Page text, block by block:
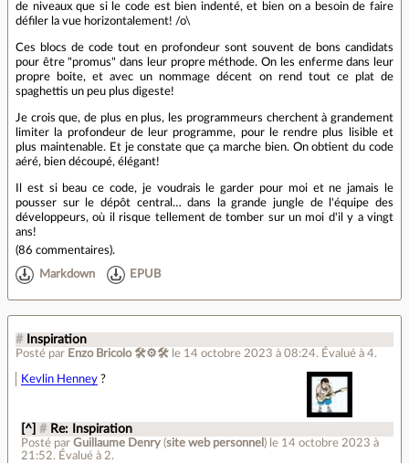
de niveaux que si le code est bien indenté, et bien on a besoin de faire
défiler la vue horizontalement! /o\
Ces blocs de code tout en profondeur sont souvent de bons candidats
pour être "promus" dans leur propre méthode. On les enferme dans leur
propre boite, et avec un nommage décent on rend tout ce plat de
spaghettis un peu plus digeste!
Je crois que, de plus en plus, les programmeurs cherchent à grandement
limiter la profondeur de leur programme, pour le rendre plus lisible et
plus maintenable. Et je constate que ça marche bien. On obtient du code
aéré, bien découpé, élégant!
Il est si beau ce code, je voudrais le garder pour moi et ne jamais le
pousser sur le dépôt central… dans la grande jungle de l'équipe des
développeurs, où il risque tellement de tomber sur un moi d'il y a vingt
ans!
(86 commentaires).
Markdown EPUB
# Inspiration
Posté par Enzo Bricolo 🛠⚙🛠 le 14 octobre 2023 à 08:24. Évalué à 4.
Kevlin Henney ?
[^] # Re: Inspiration
Posté parGuillaume Denry (site web personnel ) le 14 octobre 2023 à
21:52. Évalué à 2.